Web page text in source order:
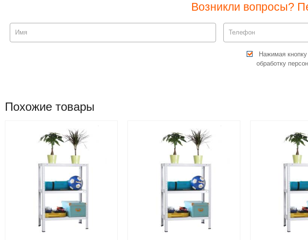
Возникли вопросы?
Нажимая
обработку
Похожие товары